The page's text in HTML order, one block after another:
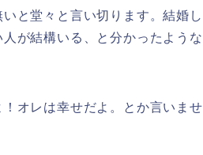
と堂々と言い切ります。結婚し
が結構いる、と分かったような
オレは幸せだよ。とか言いませ